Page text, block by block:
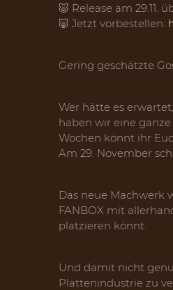
🐷 Release am 29.11.
🐷 Jetzt vorbestellen:
Gering geschätzte
Wer hätte es
haben wir eine
Wochen könnt ihr
Am 29. November
Das neue Machwerk
FANBOX mit
platzieren könnt.
Und damit nicht
Plattenindustrie zu